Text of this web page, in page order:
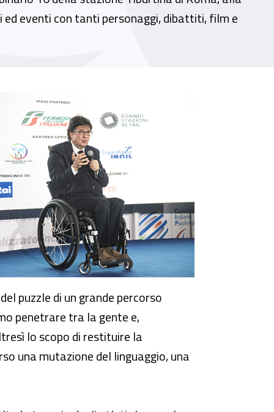
eventi con tanti personaggi, dibattiti, film e
a sport e disabilità
puzzle di un grande percorso
penetrare tra la gente e,
lo scopo di restituire la
una mutazione del linguaggio, una